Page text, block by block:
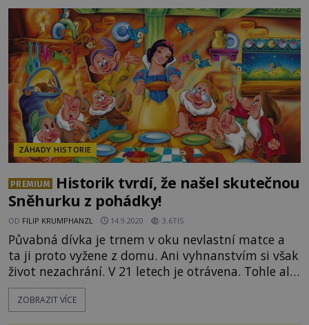
Bahru, kde skupina školáků zahlédla na hřišti
létající disk o velikosti
ZÁHADY HISTORIE
PREMIUM
Historik tvrdí, že našel skutečnou
Sněhurku z pohádky!
OD FILIP KRUMPHANZL 14.9.2020 3.6TIS
Půvabná dívka je trnem v oku nevlastní matce a
ta ji proto vyžene z domu. Ani vyhnanstvím si však
život nezachrání. V 21 letech je otrávena. Tohle ale
není žádná pohádka… Za sedmero horami a
sedmero řekami… Zalesněné pohoří zvané Sedm
ZOBRAZIT VÍCE